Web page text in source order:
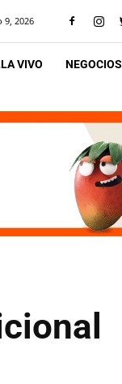
9, 2026
VIVO NEGOCIOS